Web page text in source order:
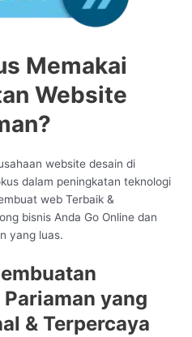
Memakai
Website
website desain di
dalam peningkatan teknologi
web Terbaik &
bisnis Anda Go Online dan
yang luas.
yang
& Terpercaya